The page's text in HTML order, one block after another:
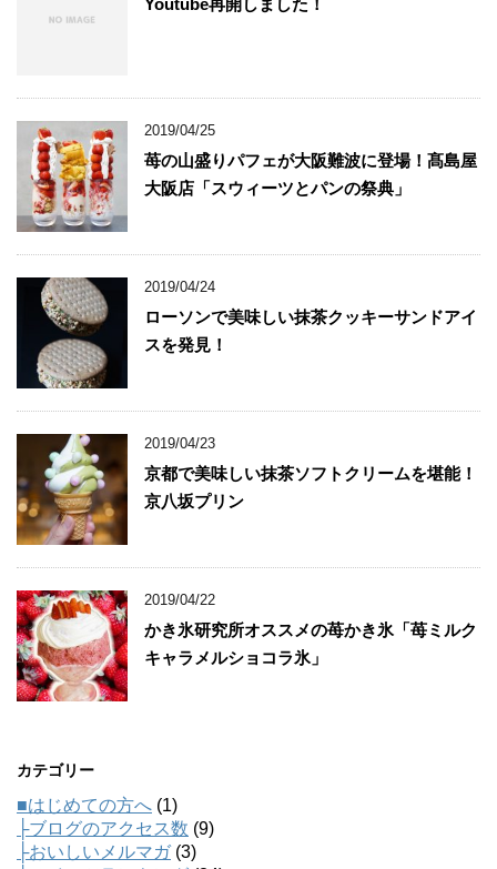
Youtube再開しました！
2019/04/25
苺の山盛りパフェが大阪難波に登場！髙島屋
大阪店「スウィーツとパンの祭典」
2019/04/24
ローソンで美味しい抹茶クッキーサンドアイ
スを発見！
2019/04/23
京都で美味しい抹茶ソフトクリームを堪能！
京八坂プリン
2019/04/22
かき氷研究所オススメの苺かき氷「苺ミルク
キャラメルショコラ氷」
カテゴリー
■はじめての方へ (1)
├ブログのアクセス数 (9)
├おいしいメルマガ(3)